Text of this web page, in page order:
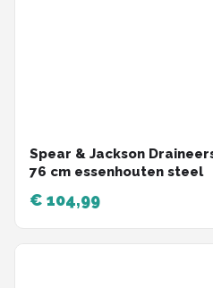
Spear & Jackson
76 cm essenhouten steel
€ 104,99